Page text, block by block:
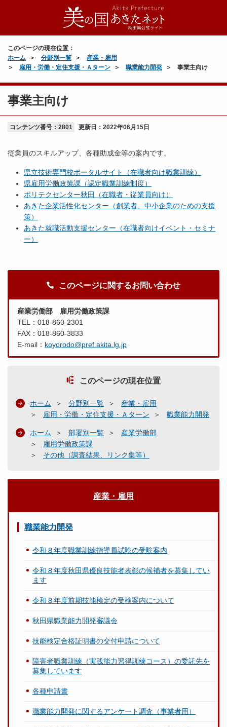
このページの現在位置：
ホーム
分野別一覧
産業・雇用
雇用・労働・定住支援・Ａターン
職業能力開発 事業主向け
事業主向け
コンテンツ番号：2801 更新日： 2022年06月15日
従業員のスキルアップ、各種助成金等の案内です。
県立技術専門校ポータルサイト（在職者向け職業訓練）
県雇用労働政策課（認定職業訓練制度）
ポリテクセンター秋田（在職者・従業員向け）
あきた企業活性化センター（創業者、中小企業のための支援
策）
あきた就職活動支援センター（在職者向けイベント・セミナ
ー）
このページに関するお問い合わせ
産業労働部 雇用労働政策課
TEL：018-860-2301
FAX：018-860-3833
E-mail： koyorodo@pref.akita.lg.jp
このページの現在位置
ホーム 分野別一覧
産業・雇用
雇用・労働・定住支援・Ａターン
職業能力開発
ホーム 部署別一覧
産業労働部
雇用労働政策課
その他（調査結果、リンク集等）
産業・雇用
職業能力開発
令和８年度職業訓練指導員試験の受験案内
令和８年度秋田県優良技能者表彰の候補者を募集してい
ます
令和８年度前期技能検定の受検案内について
秋田県職業能力開発審議会
技能検定合格証明書の交付申請について
障害者職業訓練（実践能力習得訓練コース）の委託先を
募集しています
各種申請書
職業能力開発に関するアンケート調査（事業者用）